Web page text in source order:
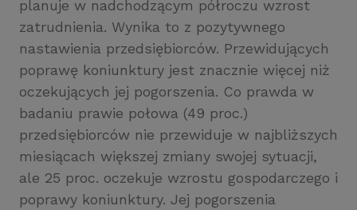
planuje w nadchodzącym półroczu wzrost
zatrudnienia. Wynika to z pozytywnego
nastawienia przedsiębiorców. Przewidujących
poprawę koniunktury jest znacznie więcej niż
oczekujących jej pogorszenia. Co prawda w
badaniu prawie połowa (49 proc.)
przedsiębiorców nie przewiduje w najbliższych
miesiącach większej zmiany swojej sytuacji,
ale 25 proc. oczekuje wzrostu gospodarczego i
poprawy koniunktury. Jej pogorszenia